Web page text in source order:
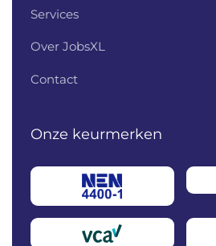
Services
Over JobsXL
Contact
Onze keurmerken